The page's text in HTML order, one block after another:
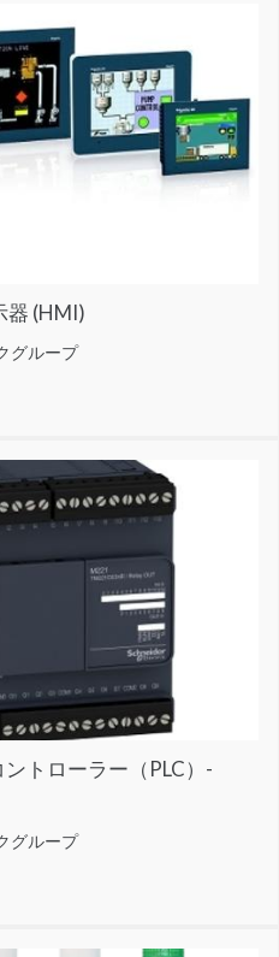
器 (HMI)
グループ
トローラー（PLC）-
グループ